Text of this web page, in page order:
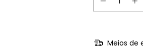
Meios de